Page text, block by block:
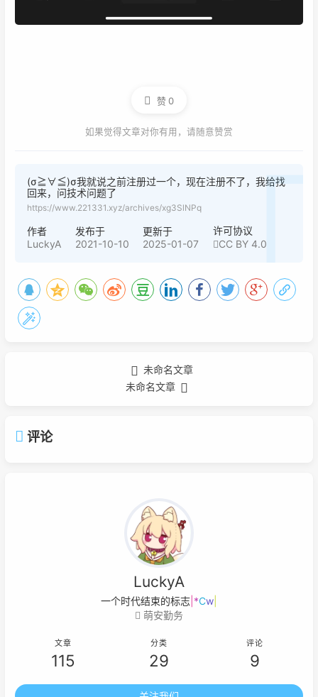
赞0
如果觉得文章对你有用，请随意赞赏
(σ≧∀≦)σ我就说之前注册过一个，现在注册不了，我给找
回来，问技术问题了
https://www.221331.xyz/archives/xg3SlNPq
作者
LuckyA
发布于
2021-10-10
更新于
2025-01-07
许可协议
CC BY 4.0
未命名文章
未命名文章
评论
LuckyA
一个时代结束的标志就是它开=
萌安勤务
文章
115
分类
29
评论
9